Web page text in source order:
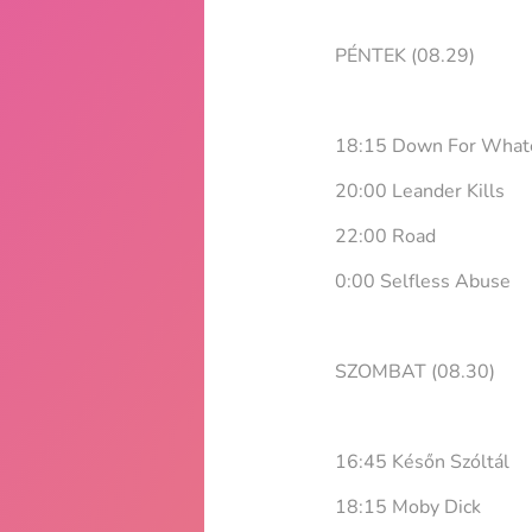
PÉNTEK (08.29)
18:15 Down For
20:00 Leander Kills
22:00 Road
0:00 Selfless Abuse
SZOMBAT (08.30)
16:45 Későn Szóltál
18:15 Moby Dick